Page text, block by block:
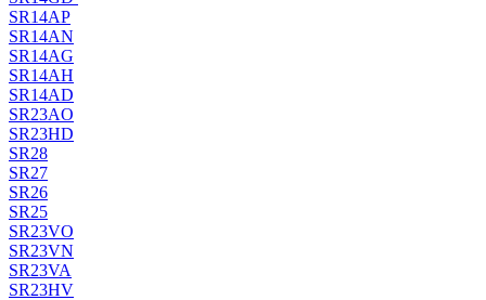
SR14AP
SR14AN
SR14AG
SR14AH
SR14AD
SR23AO
SR23HD
SR28
SR27
SR26
SR25
SR23VO
SR23VN
SR23VA
SR23HV